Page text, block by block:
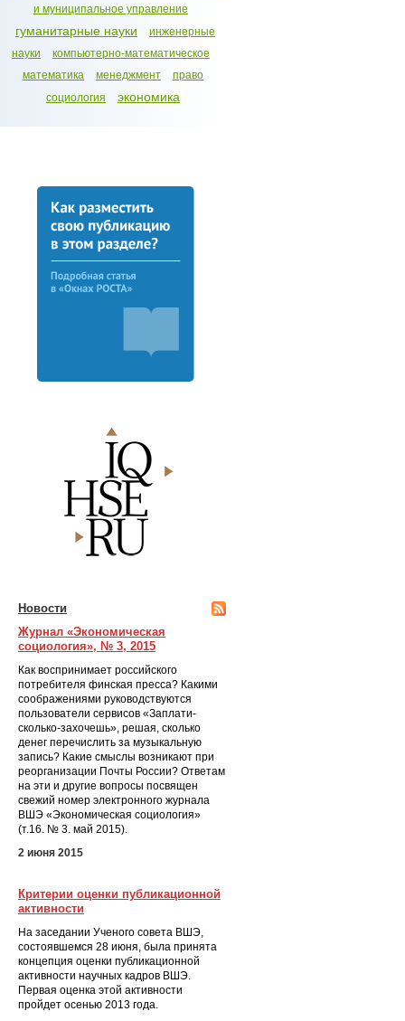
и муниципальное управление
гуманитарные науки
инженерные
науки
компьютерно-математическое
математика
менеджмент
право
социология
экономика
Новости
Журнал «Экономическая
социология», № 3, 2015
Как воспринимает российского
потребителя финская пресса? Какими
соображениями руководствуются
пользователи сервисов «Заплати-
сколько-захочешь», решая, сколько
денег перечислить за музыкальную
запись? Какие смыслы возникают при
реорганизации Почты России? Ответам
на эти и другие вопросы посвящен
свежий номер электронного журнала
ВШЭ «Экономическая социология»
(т.16. № 3. май 2015).
2 июня 2015
Критерии оценки публикационной
активности
На заседании Ученого совета ВШЭ,
состоявшемся 28 июня, была принята
концепция оценки публикационной
активности научных кадров ВШЭ.
Первая оценка этой активности
пройдет осенью 2013 года.